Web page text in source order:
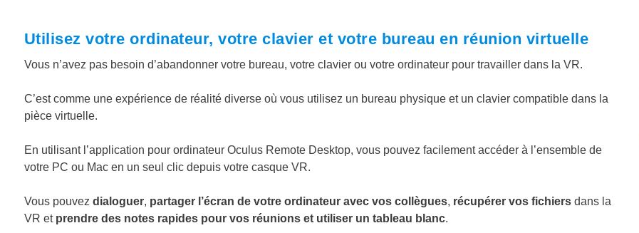
Utilisez votre ordinateur, votre clavier et votre bureau en réunion virtuelle
Vous n’avez pas besoin d’abandonner votre bureau, votre clavier ou votre ordinateur pour travailler dans la VR.
C’est comme une expérience de réalité diverse où vous utilisez un bureau physique et un clavier compatible dans la
pièce virtuelle.
En utilisant l’application pour ordinateur Oculus Remote Desktop, vous pouvez facilement accéder à l’ensemble de
votre PC ou Mac en un seul clic depuis votre casque VR.
Vous pouvez dialoguer, partager l’écran de votre ordinateur avec vos collègues, récupérer vos fichiersdans la
VR et prendre des notes rapides pour vos réunions et utiliser un tableau blanc.